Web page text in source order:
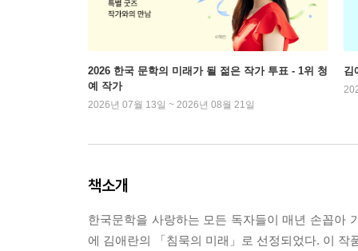
2026 한국 문학의 미래가 될 젊은 작가 투표 - 1위 청
예 작가
2026년 07월 13일 ~ 2026년 08월 21일
김
책소개
한국문학을 사랑하는 모든 독자들이 매년 손꼽아
에 김애란의 「침묵의 미래」로 선정되었다. 이